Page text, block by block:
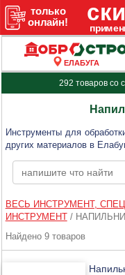
ЕЛАБУГА
292 товаров со
Инструменты для
других материалов в
ВЕСЬ ИНСТРУМЕНТ,
ИНСТРУМЕНТ/
Найдено 9 товаров